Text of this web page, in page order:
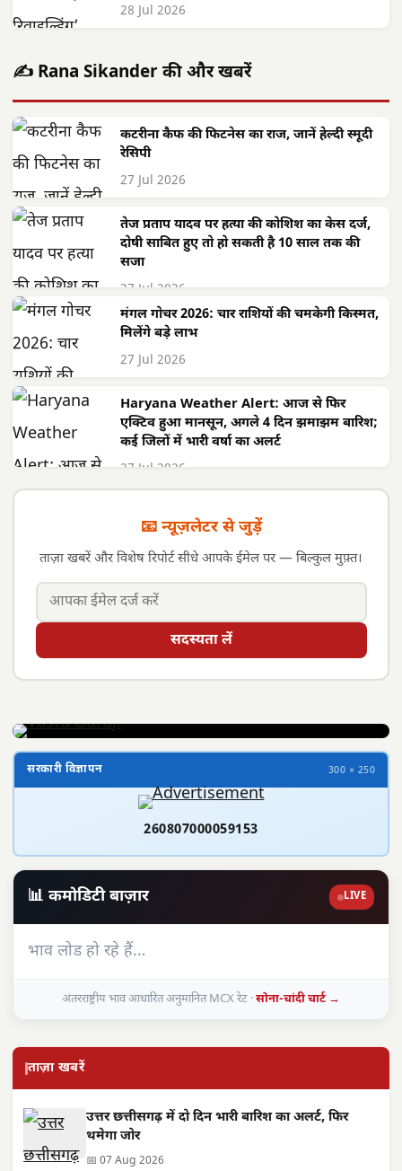
28 Jul 2026
✍️ Rana Sikander की और खबरें
कटरीना कैफ की फिटनेस का राज, जानें हेल्दी स्मूदी
रेसिपी
27 Jul 2026
तेज प्रताप यादव पर हत्या की कोशिश का केस दर्ज,
दोषी साबित हुए तो हो सकती है 10 साल तक की
सजा
27 Jul 2026
मंगल गोचर 2026: चार राशियों की चमकेगी किस्मत,
मिलेंगे बड़े लाभ
27 Jul 2026
Haryana Weather Alert: आज से फिर
एक्टिव हुआ मानसून, अगले 4 दिन झमाझम बारिश;
कई जिलों में भारी वर्षा का अलर्ट
27 Jul 2026
📧 न्यूज़लेटर से जुड़ें
ताज़ा खबरें और विशेष रिपोर्ट सीधे आपके ईमेल पर — बिल्कुल मुफ़्त।
सदस्यता लें
सरकारी विज्ञापन 300 × 250
260807000059153
📊 कमोडिटी बाज़ार LIVE
भाव लोड हो रहे हैं…
अंतरराष्ट्रीय भाव आधारित अनुमानित MCX रेट ·सोना-चांदी चार्ट →
ताज़ा खबरें
उत्तर छत्तीसगढ़ में दो दिन भारी बारिश का अलर्ट, फिर
थमेगा जोर
📅 07 Aug 2026